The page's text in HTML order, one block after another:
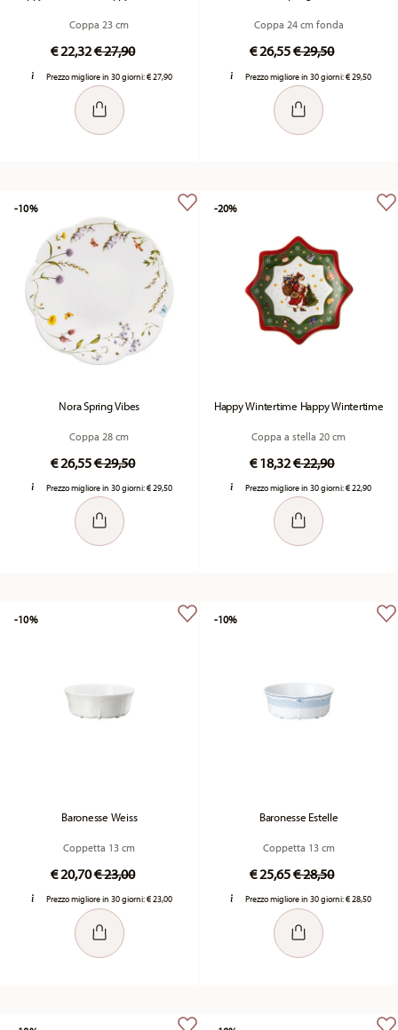
Coppa 23 cm
€ 22,32Price reduced from
€ 27,90to
Prezzo migliore in 30 giorni:€ 27,90
Coppa 24 cm fonda
€ 26,55Price reduced
€ 29,50to
Prezzo migliore in 30 giorni:€ 29,50
Nora Spring Vibes
Coppa 28 cm
€ 26,55Price reduced from
€ 29,50to
Prezzo migliore in 30 giorni:€ 29,50
-10%
Happy Wintertime Happy Wintertime
Coppa a stella 20 cm
€ 18,32Price reduced
€ 22,90to
Prezzo migliore in 30 giorni:€ 22,90
-20%
Baronesse Weiss
Coppetta 13 cm
€ 20,70Price reduced from
€ 23,00to
Prezzo migliore in 30 giorni:€ 23,00
-10%
Baronesse Estelle
Coppetta 13 cm
€ 25,65Price reduced
€ 28,50to
Prezzo migliore in 30 giorni:€ 28,50
-10%